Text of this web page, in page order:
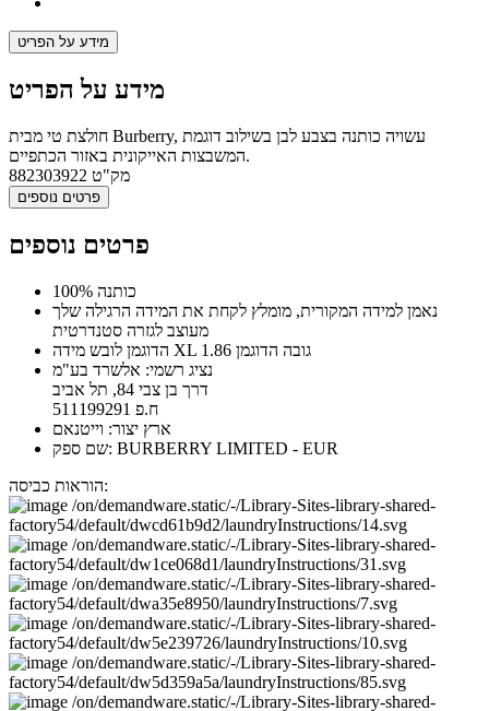
מידע על הפריט
מידע על הפריט
חולצת טי מבית Burberry, עשויה כותנה בצבע לבן בשילוב דוגמת
המשבצות האייקונית באזור הכתפיים.
מק"ט 882303922
פרטים נוספים
פרטים נוספים
100% כותנה
נאמן למידה המקורית, מומלץ לקחת את המידה הרגילה שלך
מעוצב לגזרה סטנדרטית
הדוגמן לובש מידה XL גובה הדוגמן 1.86
נציג רשמי: אלשרד בע"מ
דרך בן צבי 84, תל אביב
ח.פ 511199291
ארץ יצור: וייטנאם
שם ספק: BURBERRY LIMITED - EUR
הוראות כביסה: